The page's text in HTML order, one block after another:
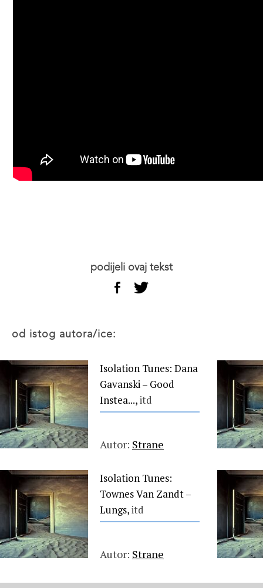
podijeli ovaj tekst
od istog autora/ice:
Isolation Tunes: Dana
Gavanski – Good
Instea...,itd
Autor: Strane
Isolation Tunes:
Townes Van Zandt –
Lungs,itd
Autor: Strane